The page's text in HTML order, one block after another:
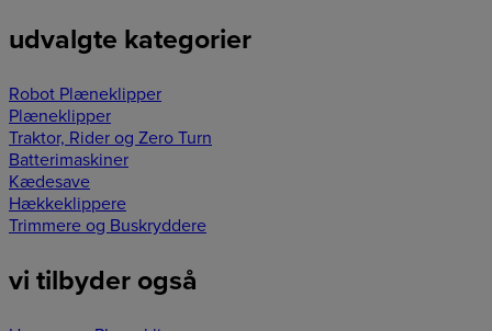
udvalgte kategorier
Robot Plæneklipper
Plæneklipper
Traktor, Rider og Zero Turn
Batterimaskiner
Kædesave
Hækkeklippere
Trimmere og Buskryddere
vi tilbyder også